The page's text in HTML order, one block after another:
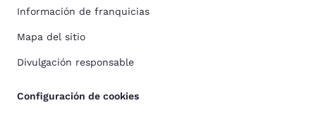
Información de franquicias
Mapa del sitio
Divulgación responsable
Configuración de cookies